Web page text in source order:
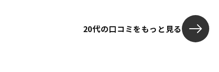
20代の口コミをもっと見る